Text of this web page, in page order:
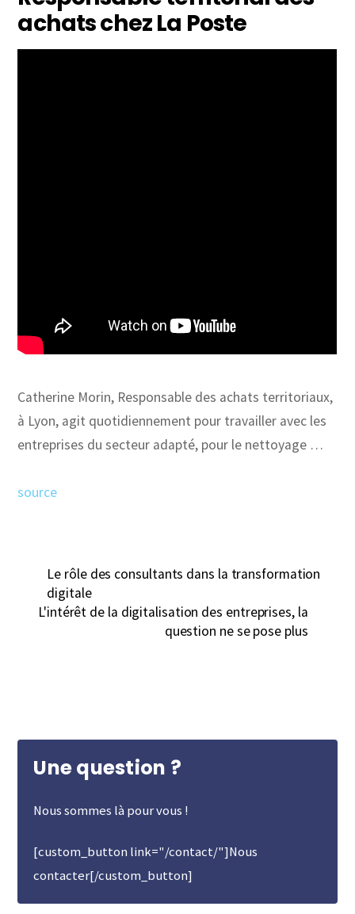
achats chez La Poste
Catherine Morin, Responsable des achats territoriaux,
à Lyon, agit quotidiennement pour travailler avec les
entreprises du secteur adapté, pour le nettoyage …
source
Le rôle des consultants dans la transformation
digitale
L'intérêt de la digitalisation des entreprises, la
question ne se pose plus
Une question ?
Nous sommes là pour vous !
[custom_button link="/contact/"]Nous
contacter[/custom_button]